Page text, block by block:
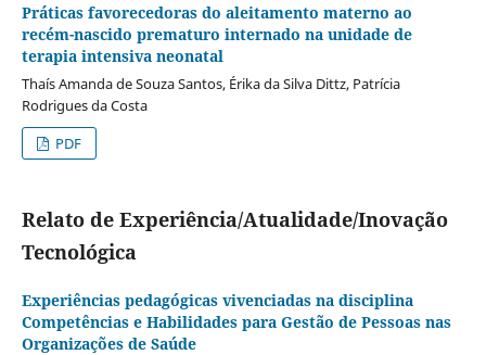
Práticas favorecedoras do aleitamento materno ao
recém-nascido prematuro internado na unidade de
terapia intensiva neonatal
Thaís Amanda de Souza Santos, Érika da Silva Dittz, Patrícia
Rodrigues da Costa
PDF
Relato de Experiência/Atualidade/Inovação
Tecnológica
Experiências pedagógicas vivenciadas na disciplina
Competências e Habilidades para Gestão de Pessoas nas
Organizações de Saúde